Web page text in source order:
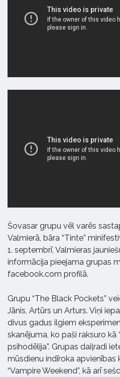
Šovasar grupu vēl varēs
Valmierā, bāra “Tinte”
1. septembrī, Valmieras
informācija pieejama grupas
facebook.com profilā.
Grupu “The Black Pockets”
Jānis, Artūrs un Arturs. Viņi
divus gadus ilgiem
skanējuma, ko paši raksuro
psihodēlija”. Grupas daiļradi
mūsdienu indīroka apvienības
“Vampire Weekend”, kā arī